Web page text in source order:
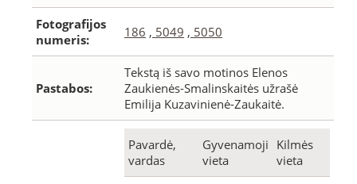
Fotografijos
numeris:
186 , 5049 , 5050
Pastabos:
Tekstą iš savo motinos Elenos
Zaukienės-Smalinskaitės užrašė
Emilija Kuzavinienė-Zaukaitė.
Pavardė,
vardas
Gyvenamoji
vieta
Kilmės
vieta